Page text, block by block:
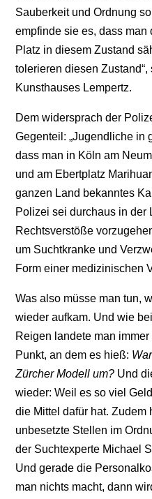
Sauberkeit und Ordnung
empfinde sie es, dass
Platz in diesem Zustand
tolerieren diesen
Kunsthauses Lempertz.
Dem widersprach der
Gegenteil: „Jugendliche in
dass man in Köln am
und am Ebertplatz
ganzen Land bekanntes
Polizei sei durchaus in der
Rechtsverstöße
um Suchtkranke und
Form einer medizinischen
Was also müsse man tun,
wieder aufkam. Und wie
Reigen landete man
Punkt, an dem es hieß:
Zürcher Modell um? Und
wieder: Weil es so viel
die Mittel dafür hat. Zudem
unbesetzte Stellen im
der Suchtexperte Michael
Und gerade die
man nichts macht, dann